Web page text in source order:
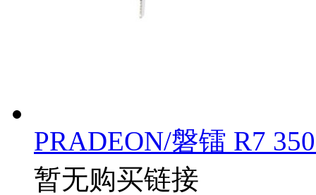
PRADEON/磐镭 R7
暂无购买链接